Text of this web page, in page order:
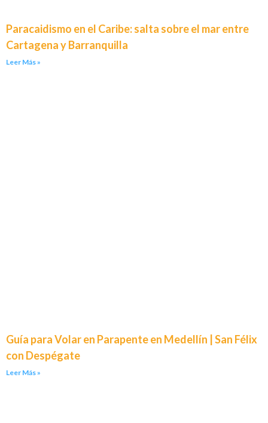
Paracaidismo en el Caribe: salta sobre el mar entre
Cartagena y Barranquilla
Leer Más »
Guía para Volar en Parapente en Medellín | San Félix
con Despégate
Leer Más »